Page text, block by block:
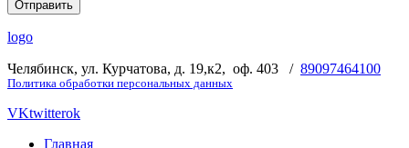
logo
Челябинск, ул. Курчатова, д. 19,к2, оф. 403 / 89097464100
Политика обработки персональных данных
VKtwitterok
Главная